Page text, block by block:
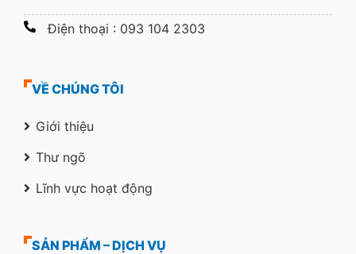
Điện thoại : 093 104 2303
VỀ CHÚNG TÔI
Giới thiệu
Thư ngõ
Lĩnh vực hoạt động
SẢN PHẨM – DỊCH VỤ